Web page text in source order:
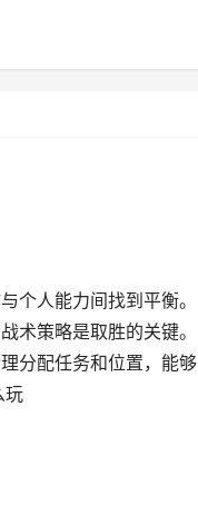
个人能力间找到平衡。
术策略是取胜的关键。
分配任务和位置，能够
玩